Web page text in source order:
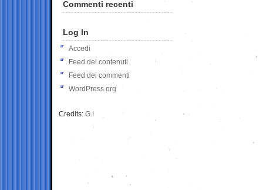
Commenti recenti
Log In
Accedi
Feed dei contenuti
Feed dei commenti
WordPress.org
Credits: G.I